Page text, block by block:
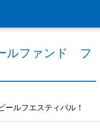
ルファンド フ
ールフエスティバル！